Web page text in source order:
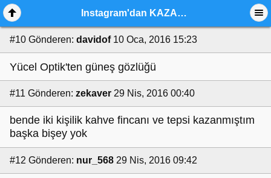
Instagram'dan KAZANDIKLARINIZ
#10 Gönderen: davidof 10 Oca, 2016 15:23
Yücel Optik'ten güneş gözlüğü
#11 Gönderen: zekaver 29 Nis, 2016 00:40
bende iki kişilik kahve fincanı ve tepsi kazanmıştım
başka bişey yok
#12 Gönderen: nur_568 29 Nis, 2016 09:42